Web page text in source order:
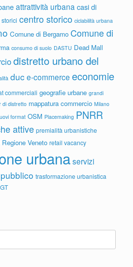
attrattività urbana casi di
centro storico ciclabilità urbana
Comune di Bergamo Comune di
consumo di suolo DASTU Dead Mall
distretto urbano del
duc e-commerce economie
commerciali geografie urbane grandi
di distretto mappatura commercio Milano
format OSM Placemaking PNRR
attive premialità urbanistiche
Regione Veneto retail vacancy
urbanaservizi
trasformazione urbanistica